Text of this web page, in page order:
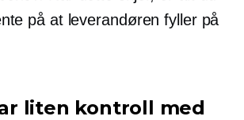
på at leverandøren fyller på
liten kontroll med